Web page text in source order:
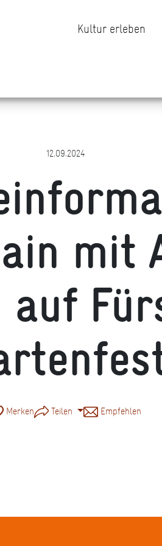
Kultur erleben
12.09.2024
mit
Merken Teilen Empfehlen